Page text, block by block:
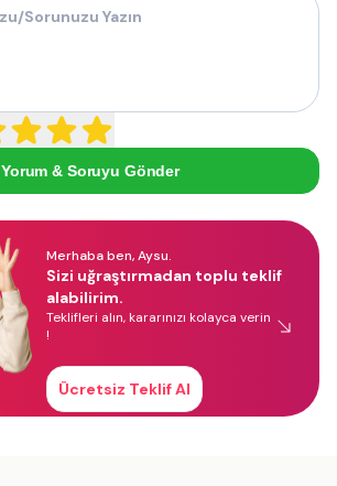
Yorum & Soruyu Gönder
Merhaba ben, Aysu.
Sizi uğraştırmadan toplu teklif
alabilirim.
Teklifleri alın, kararınızı kolayca verin
!
Ücretsiz Teklif Al